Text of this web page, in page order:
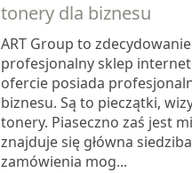
tonery dla biznesu
ART Group to
profesjonalny sklep
ofercie posiada
biznesu. Są to pieczątki,
tonery. Piaseczno zaś jest
znajduje się główna
zamówienia mog...